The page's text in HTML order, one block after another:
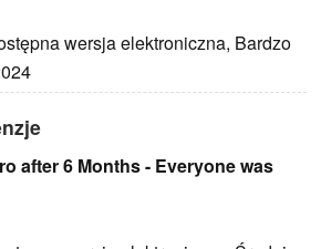
wersja elektroniczna, Bardzo
after 6 Months - Everyone was